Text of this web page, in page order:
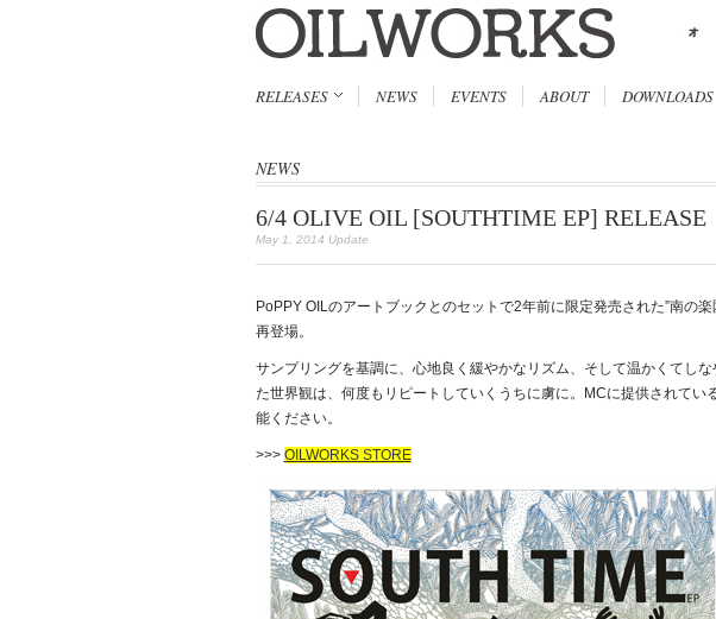
RELEASES NEWS EVENTS ABOUT DOWNLOADS
NEWS
6/4 OLIVE OIL [SOUTHTIME EP] RELEASE
May 1, 2014 Update
PoPPY OILのアートブックとのセットで2年前に限定発売された”南の
再登場。
サンプリングを基調に、心地良く緩やかなリズム、そして温かくてし
た世界観は、何度もリピートしていくうちに虜に。MCに提供されてい
能ください。
>>> OILWORKS STORE